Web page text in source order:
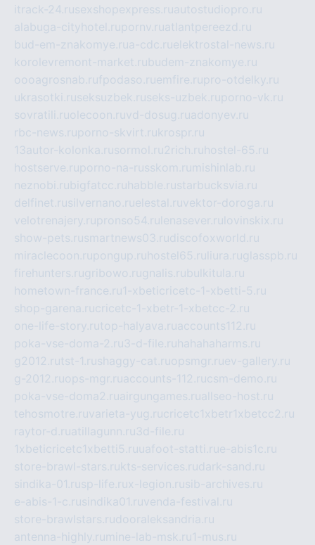
itrack-24.rusexshopexpress.ruautostudiopro.ru
alabuga-cityhotel.rupornv.ruatlantpereezd.ru
bud-em-znakomye.rua-cdc.ruelektrostal-news.ru
korolevremont-market.rubudem-znakomye.ru
oooagrosnab.rufpodaso.ruemfire.rupro-otdelky.ru
ukrasotki.ruseksuzbek.ruseks-uzbek.ruporno-vk.ru
sovratili.ruolecoon.ruvd-dosug.ruadonyev.ru
rbc-news.ruporno-skvirt.rukrospr.ru
13autor-kolonka.rusormol.ru2rich.ru hostel-65.ru
hostserve.ruporno-na-russkom.ru mishinlab.ru
neznobi.rubigfatcc.ru habble.rustarbucksvia.ru
delfinet.rusilvernano.ruelestal.ruvektor-doroga.ru
velotrenajery.rupronso54.ru lenasever.ru lovinskix.ru
show-pets.rusmartnews03.rudiscofoxworld.ru
miraclecoon.rupongup.ru hostel65.ru liura.ruglasspb.ru
firehunters.rugribowo.rugnalis.rubulkitula.ru
hometown-france.ru1-xbeticricetc-1-xbetti-5.ru
shop-garena.rucricetc-1-xbetr-1-xbetcc-2.ru
one-life-story.rutop-halyava.ruaccounts112.ru
poka-vse-doma-2.ru3-d-file.ru hahahaharms.ru
g2012.rutst-1.rushaggy-cat.ruopsmgr.ruev-gallery.ru
g-2012.ruops-mgr.ruaccounts-112.rucsm-demo.ru
poka-vse-doma2.ruairgungames.ruallseo-host.ru
tehosmotre.ruvarieta-yug.rucricetc1xbetr1xbetcc2.ru
raytor-d.ruatillagunn.ru3d-file.ru
1xbeticricetc1xbetti5.ruuafoot-statti.rue-abis1c.ru
store-brawl-stars.rukts-services.rudark-sand.ru
sindika-01.rusp-life.rux-legion.rusib-archives.ru
e-abis-1-c.rusindika01.ruvenda-festival.ru
store-brawlstars.rudooraleksandria.ru
antenna-highly.ru mine-lab-msk.ru1-mus.ru